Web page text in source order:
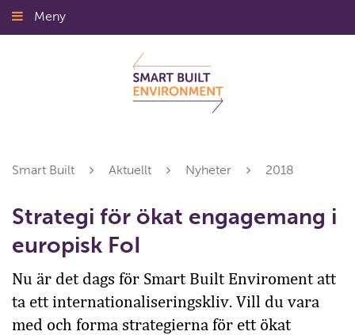
Gå
till
Meny
Smart Built Aktuellt Nyheter 2018
Strategi för ökat engagemang i
europisk FoI
Nu är det dags för Smart Built Enviroment att
ta ett internationaliseringskliv. Vill du vara
med och forma strategierna för ett ökat